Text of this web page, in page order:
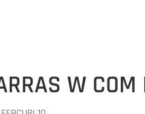
W COM